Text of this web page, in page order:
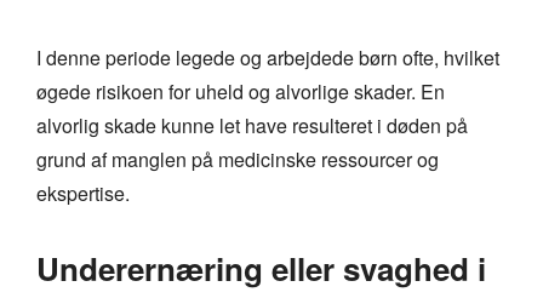
I denne periode legede og arbejdede børn ofte, hvilket
øgede risikoen for uheld og alvorlige skader. En
alvorlig skade kunne let have resulteret i døden på
grund af manglen på medicinske ressourcer og
ekspertise.
Underernæring eller svaghed i